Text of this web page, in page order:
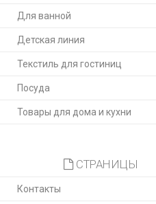
Для ванной
Детская линия
Текстиль для гостиниц
Посуда
Товары для дома и кухни
СТРАНИЦЫ
Контакты